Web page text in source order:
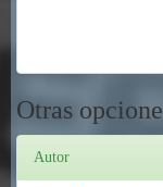
Otras
Autor